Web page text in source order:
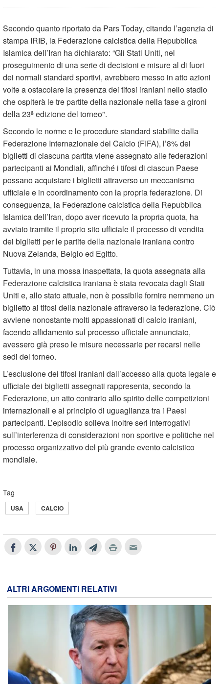
Secondo quanto riportato da Pars Today, citando l’agenzia di
stampa IRIB, la Federazione calcistica della Repubblica
Islamica dell’Iran ha dichiarato: “Gli Stati Uniti, nel
proseguimento di una serie di decisioni e misure al di fuori
dei normali standard sportivi, avrebbero messo in atto azioni
volte a ostacolare la presenza dei tifosi iraniani nello stadio
che ospiterà le tre partite della nazionale nella fase a gironi
della 23ª edizione del torneo".
Secondo le norme e le procedure standard stabilite dalla
Federazione Internazionale del Calcio (FIFA), l’8% dei
biglietti di ciascuna partita viene assegnato alle federazioni
partecipanti ai Mondiali, affinché i tifosi di ciascun Paese
possano acquistare i biglietti attraverso un meccanismo
ufficiale e in coordinamento con la propria federazione. Di
conseguenza, la Federazione calcistica della Repubblica
Islamica dell’Iran, dopo aver ricevuto la propria quota, ha
avviato tramite il proprio sito ufficiale il processo di vendita
dei biglietti per le partite della nazionale iraniana contro
Nuova Zelanda, Belgio ed Egitto.
Tuttavia, in una mossa inaspettata, la quota assegnata alla
Federazione calcistica iraniana è stata revocata dagli Stati
Uniti e, allo stato attuale, non è possibile fornire nemmeno un
biglietto ai tifosi della nazionale attraverso la federazione. Ciò
avviene nonostante molti appassionati di calcio iraniani,
facendo affidamento sul processo ufficiale annunciato,
avessero già preso le misure necessarie per recarsi nelle
sedi del torneo.
L’esclusione dei tifosi iraniani dall’accesso alla quota legale e
ufficiale dei biglietti assegnati rappresenta, secondo la
Federazione, un atto contrario allo spirito delle competizioni
internazionali e al principio di uguaglianza tra i Paesi
partecipanti. L’episodio solleva inoltre seri interrogativi
sull’interferenza di considerazioni non sportive e politiche nel
processo organizzativo del più grande evento calcistico
mondiale.
Tag
USA CALCIO
ALTRI ARGOMENTI RELATIVI